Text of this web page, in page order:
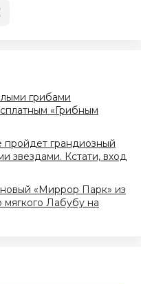
грибами
«Грибным
пройдет грандиозный
звездами. Кстати, вход
«Миррор Парк» из
мягкого Лабубу на